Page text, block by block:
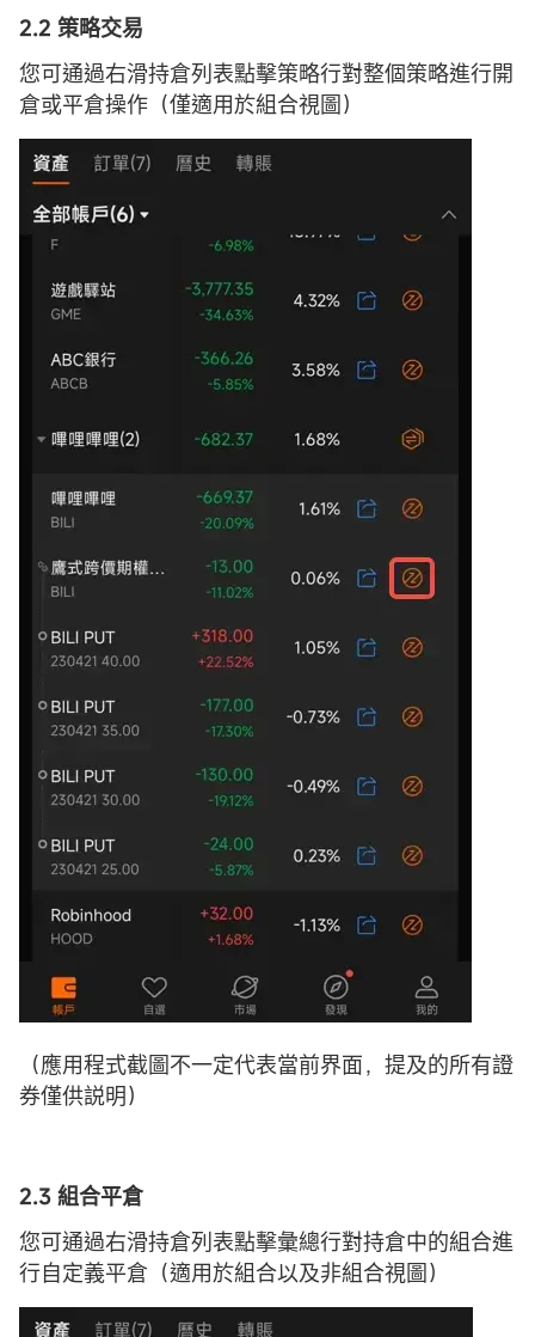
2.2 策略交易
您可通過右滑持倉列表點擊策略行對整個策略進行開
倉或平倉操作（僅適用於組合視圖）
（應用程式截圖不一定代表當前界面，提及的所有證
券僅供説明）
2.3 組合平倉
您可通過右滑持倉列表點擊彙總行對持倉中的組合進
行自定義平倉（適用於組合以及非組合視圖）